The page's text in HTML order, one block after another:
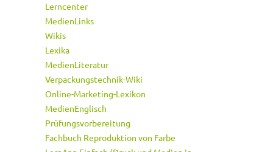
Lerncenter
MedienLinks
Wikis
Lexika
MedienLiteratur
Verpackungstechnik-Wiki
Online-Marketing-Lexikon
MedienEnglisch
Prüfungsvorbereitung
Fachbuch Reproduktion von Farbe